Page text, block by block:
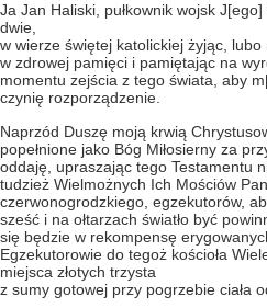
Ja Jan Haliski, pułkownik wojsk
dwie,
w wierze świętej katolickiej żyjąc,
w zdrowej pamięci i pamiętając na
momentu zejścia z tego świata, aby
czynię rozporządzenie.
Naprzód Duszę moją krwią
popełnione jako Bóg Miłosierny za
oddaję, upraszając tego Testamentu
tudzież Wielmożnych Ich Mościów
czerwonogrodzkiego, egzekutorów,
sześć i na ołtarzach światło być
się będzie w rekompensę
Egzekutorowie do tegoż kościoła
miejsca złotych trzysta
z sumy gotowej przy pogrzebie ciała